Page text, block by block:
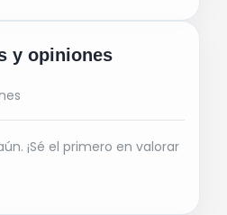
y opiniones
¡Sé el primero en valorar